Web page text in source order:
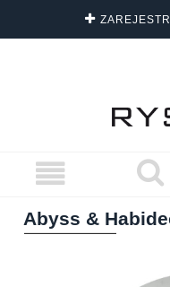
DARMOWA DOSTAWA
Abyss &